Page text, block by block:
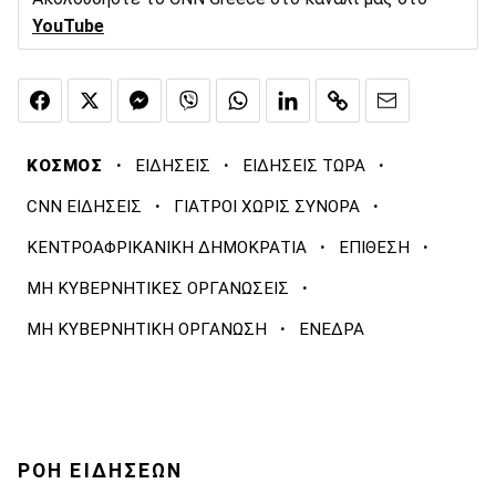
YouTube
ΚΟΣΜΟΣ · ΕΙΔΗΣΕΙΣ · ΕΙΔΗΣΕΙΣ ΤΩΡΑ ·
CNN ΕΙΔΗΣΕΙΣ · ΓΙΑΤΡΟΙ ΧΩΡΙΣ ΣΥΝΟΡΑ ·
ΚΕΝΤΡΟΑΦΡΙΚΑΝΙΚΗ ΔΗΜΟΚΡΑΤΙΑ · ΕΠΙΘΕΣΗ ·
ΜΗ ΚΥΒΕΡΝΗΤΙΚΕΣ ΟΡΓΑΝΩΣΕΙΣ ·
ΜΗ ΚΥΒΕΡΝΗΤΙΚΗ ΟΡΓΑΝΩΣΗ · ΕΝΕΔΡΑ
ΡΟΗ ΕΙΔΗΣΕΩΝ